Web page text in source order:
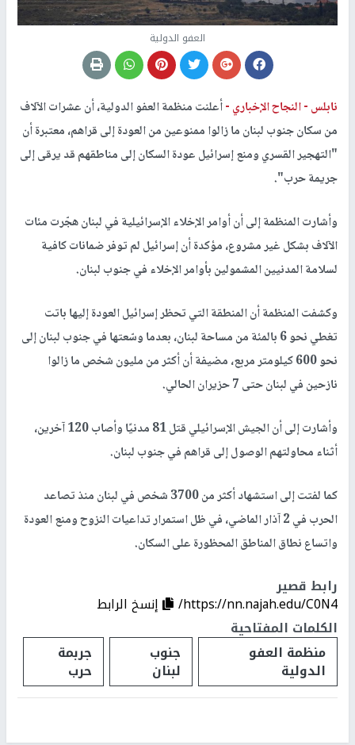
العفو الدولية
نابلس -النجاح الإخباري -أعلنت منظمة العفو الدولية، أن عشرات الآلاف
من سكان جنوب لبنان ما زالوا ممنوعين من العودة إلى قراهم، معتبرة أن
"التهجير القسري ومنع إسرائيل عودة السكان إلى مناطقهم قد يرقى إلى
جريمة حرب".
وأشارت المنظمة إلى أن أوامر الإخلاء الإسرائيلية في لبنان هجّرت مئات
الآلاف بشكل غير مشروع، مؤكدة أن إسرائيل لم توفر ضمانات كافية
لسلامة المدنيين المشمولين بأوامر الإخلاء في جنوب لبنان.
وكشفت المنظمة أن المنطقة التي تحظر إسرائيل العودة إليها باتت
تغطي نحو 6 بالمئة من مساحة لبنان، بعدما وسّعتها في جنوب لبنان إلى
نحو 600 كيلومتر مربع، مضيفة أن أكثر من مليون شخص ما زالوا
نازحين في لبنان حتى 7 حزيران الحالي.
وأشارت إلى أن الجيش الإسرائيلي قتل 81 مدنيًا وأصاب 120 آخرين،
أثناء محاولتهم الوصول إلى قراهم في جنوب لبنان.
كما لفتت إلى استشهاد أكثر من 3700 شخص في لبنان منذ تصاعد
الحرب في 2 آذار الماضي، في ظل استمرار تداعيات النزوح ومنع العودة
واتساع نطاق المناطق المحظورة على السكان.
رابط قصير
https://nn.najah.edu/C0N4/
إنسخ الرابط
الكلمات المفتاحية
منظمة العفو
الدولية
جنوب
لبنان
جربمة
حرب